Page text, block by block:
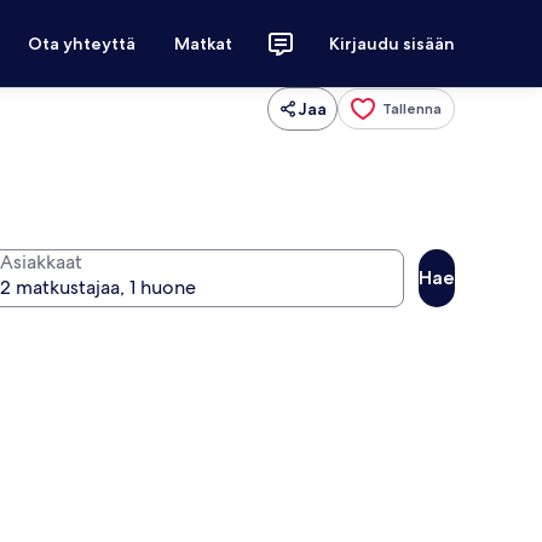
Ota yhteyttä Matkat Kirjaudu sisään
Jaa Tallenna
Asiakkaat
Hae